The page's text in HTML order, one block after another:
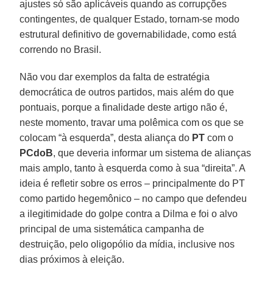
ajustes só são aplicáveis quando as corrupções
contingentes, de qualquer Estado, tornam-se modo
estrutural definitivo de governabilidade, como está
correndo no Brasil.
Não vou dar exemplos da falta de estratégia
democrática de outros partidos, mais além do que
pontuais, porque a finalidade deste artigo não é,
neste momento, travar uma polêmica com os que se
colocam “à esquerda”, desta aliança do PT com o
PCdoB, que deveria informar um sistema de alianças
mais amplo, tanto à esquerda como à sua “direita”. A
ideia é refletir sobre os erros – principalmente do PT
como partido hegemônico – no campo que defendeu
a ilegitimidade do golpe contra a Dilma e foi o alvo
principal de uma sistemática campanha de
destruição, pelo oligopólio da mídia, inclusive nos
dias próximos à eleição.